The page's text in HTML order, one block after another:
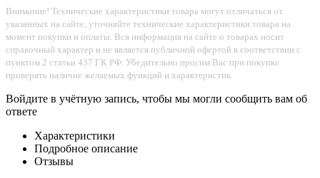
Внимание! Технические характеристики товара могут отличаться от
указанных на сайте, уточняйте технические характеристики товара на
момент покупки и оплаты. Вся информация на сайте о товарах носит
справочный характер и не является публичной офертой в соответствии с
пунктом 2 статьи 437 ГК РФ. Убедительно просим Вас при покупке
проверять наличие желаемых функций и характеристик.
Войдите в учётную запись, чтобы мы могли сообщить вам об
ответе
Характеристики
Подробное описание
Отзывы